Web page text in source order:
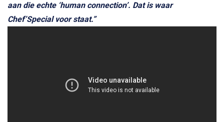
aan die echte ‘human connection’. Dat is waar
Chef’Special voor staat.”